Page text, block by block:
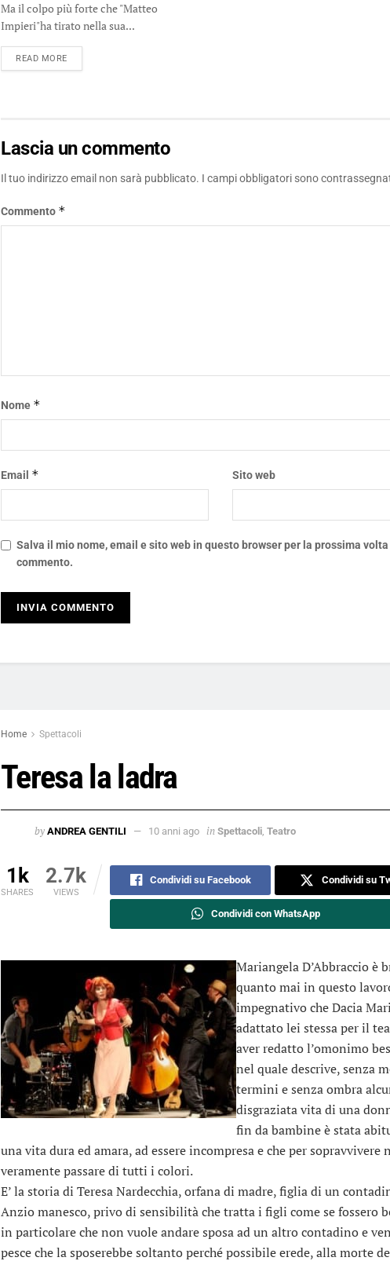
Ma il colpo più forte che "Matteo
Impieri"ha tirato nella sua...
READ MOREDETAILS
Lascia un commento
Il tuo indirizzo email non sarà pubblicato. I campi obbligatori sono
Commento *
Nome *
Email * Sito web
Salva il mio nome, email e sito web in questo browser per la prossima
commento.
Home Spettacoli
Teresa la ladra
by ANDREA GENTILI 10 anni ago in Spettacoli Teatro
1k
SHARES
2.7k
VIEWS
Condividi su Facebook Condividi su
Condividi con WhatsApp
Mariangela D’Abbraccio è
quanto mai in questo
impegnativo che Dacia
adattato lei stessa per il
aver redatto l’omonimo
nel quale descrive, senza
termini e senza ombra
disgraziata vita di una
fin da bambine è stata
una vita dura ed amara, ad essere incompresa e che per sopravvivere
veramente passare di tutti i colori.
E’ la storia di Teresa Nardecchia, orfana di madre, figlia di un
Anzio manesco, privo di sensibilità che tratta i figli come se fossero
in particolare che non vuole andare sposa ad un altro contadino e
pesce che la sposerebbe soltanto perché possibile erede, alla morte